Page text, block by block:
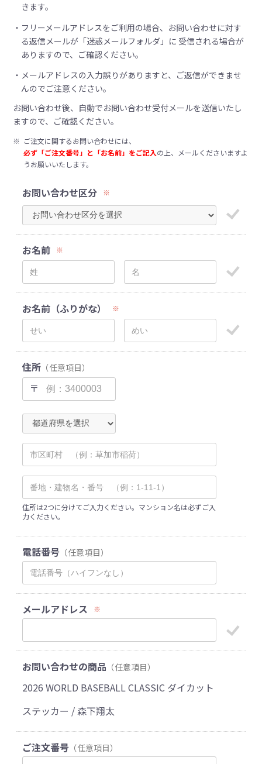
きます。
フリーメールアドレスをご利用の場合、お問い合わせに対す
る返信メールが「迷惑メールフォルダ」に 受信される場合が
ありますので、ご確認ください。
メールアドレスの入力誤りがありますと、ご返信ができませ
んのでご注意ください。
お問い合わせ後、自動でお問い合わせ受付メールを送信いたし
ますので、ご確認ください。
※ ご注文に関するお問い合わせには、
必ず「ご注文番号」と「お名前」をご記入の上、メールくださいますよ
うお願いいたします。
お問い合わせ区分 ※
お名前 ※
お名前（ふりがな） ※
住所 （任意項目）
〒
住所は2つに分けてご入力ください。マンション名は必ずご入
力ください。
電話番号 （任意項目）
メールアドレス ※
お問い合わせの商品 （任意項目）
2026 WORLD BASEBALL CLASSIC ダイカット
ステッカー / 森下翔太
ご注文番号 （任意項目）